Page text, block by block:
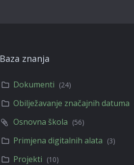
Baza znanja
Dokumenti (24)
Obilježavanje značajnih datuma
Osnovna škola (56)
Primjena digitalnih alata (3)
Projekti (10)